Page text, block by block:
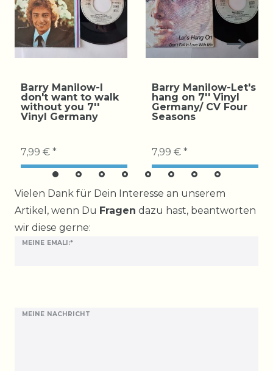
Barry Manilow-I
don't want to walk
without you 7''
Vinyl Germany
7,99 € *
Barry Manilow-Let's
hang on 7'' Vinyl
Germany/ CV Four
Seasons
7,99 € *
Vielen Dank für Dein Interesse an unserem
Artikel, wenn Du Fragen dazu hast, beantworten
wir diese gerne:
MEINE EMALI:*
MEINE NACHRICHT
Ceres::Template.mailFormHoneypotLabel